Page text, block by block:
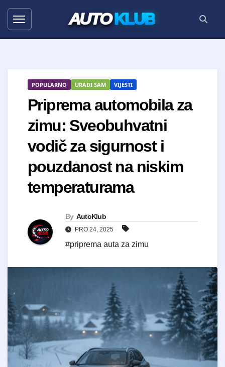
AUTOKLUB
POPULARNO URADI SAM VIJESTI
Priprema automobila za
zimu: Sveobuhvatni
vodič za sigurnost i
pouzdanost na niskim
temperaturama
By AutoKlub
PRO 24, 2025
#priprema auta za zimu